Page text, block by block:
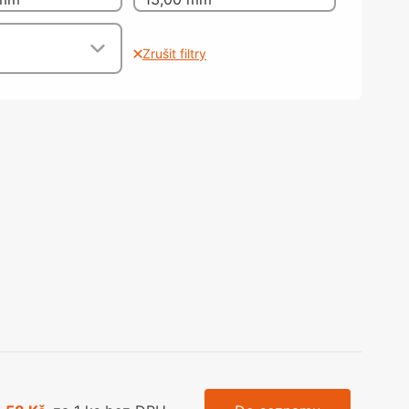
nohy, Nábytkové nohy a
nastavení
kování
Zrušit filtry